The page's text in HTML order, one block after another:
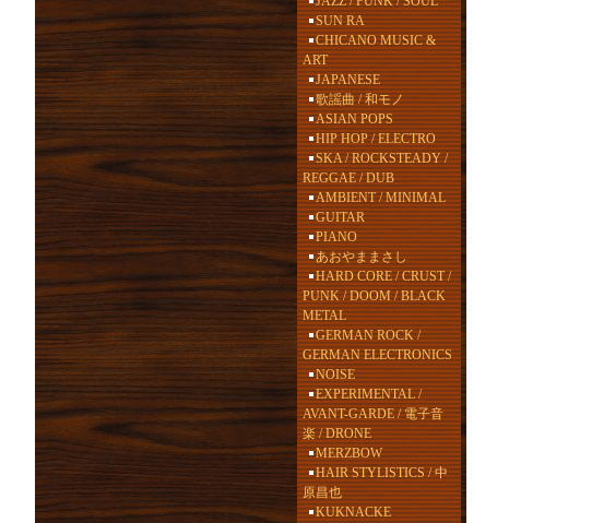
SUN RA
CHICANO MUSIC &
ART
JAPANESE
歌謡曲 / 和モノ
ASIAN POPS
HIP HOP / ELECTRO
SKA / ROCKSTEADY /
REGGAE / DUB
AMBIENT / MINIMAL
GUITAR
PIANO
あおやままさし
HARD CORE / CRUST /
PUNK / DOOM / BLACK
METAL
GERMAN ROCK /
GERMAN ELECTRONICS
NOISE
EXPERIMENTAL /
AVANT-GARDE / 電子音
楽 / DRONE
MERZBOW
HAIR STYLISTICS / 中
原昌也
KUKNACKE